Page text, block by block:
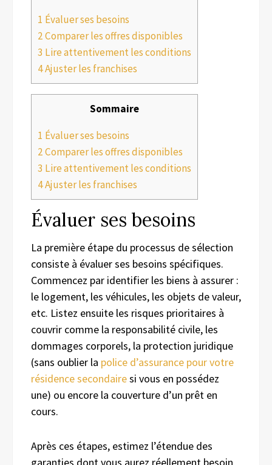
1 Évaluer ses besoins
2Comparer les offres disponibles
3 Lire attentivement les conditions
4Ajuster les franchises
Sommaire
1 Évaluer ses besoins
2Comparer les offres disponibles
3 Lire attentivement les conditions
4Ajuster les franchises
Évaluer ses besoins
La première étape du processus de sélection
consiste à évaluer ses besoins spécifiques.
Commencez par identifier les biens à assurer :
le logement, les véhicules, les objets de valeur,
etc. Listez ensuite les risques prioritaires à
couvrir comme la responsabilité civile, les
dommages corporels, la protection juridique
(sans oublier la police d’assurance pour votre
résidence secondairesi vous en possédez
une) ou encore la couverture d’un prêt en
cours.
Après ces étapes, estimez l’étendue des